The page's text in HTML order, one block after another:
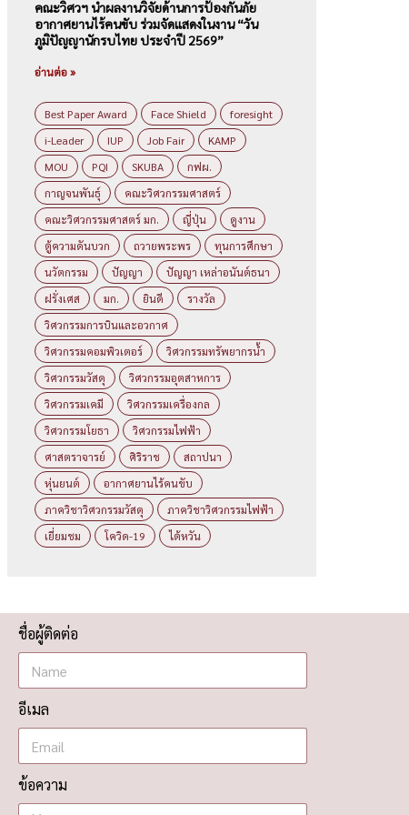
คณะวิศวฯ นำผลงานวิจัยด้านการป้องกันภัย
อากาศยานไร้คนขับ ร่วมจัดแสดงในงาน “วัน
ภูมิปัญญานักรบไทย ประจำปี 2569”
อ่านต่อ »
Best Paper Award Face Shield
foresight
i-Leader
IUP Job Fair
KAMP
MOU
PQI SKUBA
กฟผ.
กาญจนพันธุ์
คณะวิศวกรรมศาสตร์
คณะวิศวกรรมศาสตร์ มก.
ญี่ปุ่น
ดูงาน
ตู้ความดันบวก
ถวายพระพร
ทุนการศึกษา
นวัตกรรม
ปัญญา
ปัญญา เหล่าอนันต์ธนา
ฝรั่งเศส
มก. ยินดี
รางวัล
วิศวกรรมการบินและอวกาศ
วิศวกรรมคอมพิวเตอร์
วิศวกรรมทรัพยากรน้ำ
วิศวกรรมวัสดุ
วิศวกรรมอุตสาหการ
วิศวกรรมเคมี
วิศวกรรมเครื่องกล
วิศวกรรมโยธา
วิศวกรรมไฟฟ้า
ศาสตราจารย์
ศิริราช
สถาปนา
หุ่นยนต์
อากาศยานไร้คนขับ
ภาควิชาวิศวกรรมวัสดุ
ภาควิชาวิศวกรรมไฟฟ้า
เยี่ยมชม
โควิด-19 ไต้หวัน
ชื่อผู้ติดต่อ
อีเมล
ข้อความ